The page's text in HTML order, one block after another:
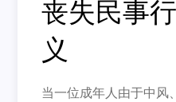
丧失民事
义
当一位成年人由于中风